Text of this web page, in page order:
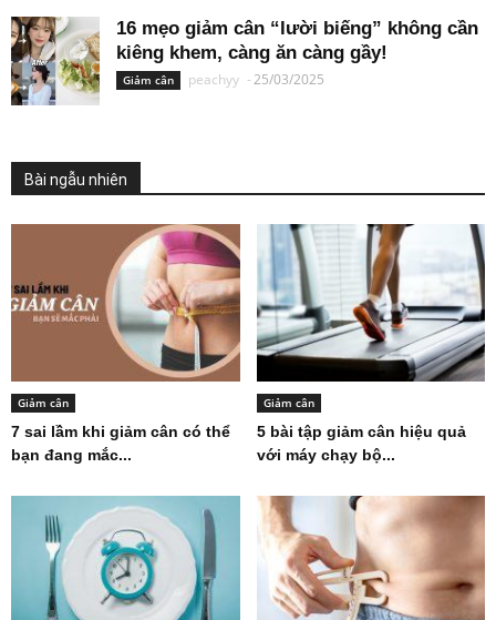
16 mẹo giảm cân “lười biếng” không cần
kiêng khem, càng ăn càng gầy!
Giảm cân peachyy -25/03/2025
Bài ngẫu nhiên
Giảm cân
7 sai lầm khi giảm cân có thể
bạn đang mắc...
Giảm cân
5 bài tập giảm cân hiệu quả
với máy chạy bộ...